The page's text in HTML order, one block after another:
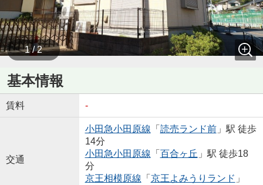
1 / 2
基本情報
賃料 -
交通
小田急小田原線 「 読売ランド前」駅 徒歩
14分
小田急小田原線 「 百合ヶ丘 」駅 徒歩18
分
京王相模原線 「 京王よみうりランド 」